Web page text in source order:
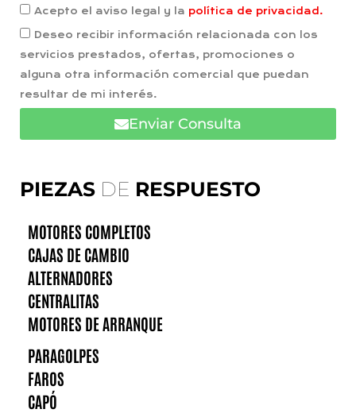
PIEZAS DE RESPUESTO
MOTORES COMPLETOS
CAJAS DE CAMBIO
ALTERNADORES
CENTRALITAS
MOTORES DE ARRANQUE
PARAGOLPES
FAROS
CAPÓ
Acepto el aviso legal y la política de privacidad.
Deseo recibir información relacionada con los
servicios prestados, ofertas, promociones o
alguna otra información comercial que puedan
resultar de mi interés.
Enviar Consulta